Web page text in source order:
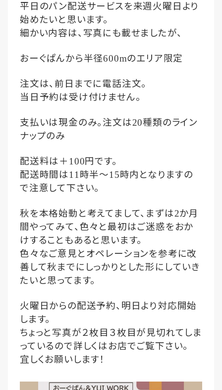
平日のパン配送サービスを来週火曜日より
始めたいと思います。
細かい内容は、写真にも載せましたが、
おーぐぱんから半径600mのエリア限定
注文は、前日までに電話注文。
当日予約は受け付けません。
支払いは現金のみ。注文は20種類のライン
ナップのみ
配送料は＋ 100円です。
配送時間は11 時半〜15時内となりますの
で注意して下さい。
秋を本格始動と考えてまして、まずは2か月
間やってみて、色々と最初はご迷惑をおか
けすることもあると思います。
色々なご意見とオペレーションを参考に改
善して秋までにしっかりとした形にしていき
たいと思ってます。
火曜日からの配送予約、明日より対応開始
します。
ちょっと写真が２枚目３枚目が見切れてしま
っているので詳しくはお店でご覧下さい。
宜しくお願いします！